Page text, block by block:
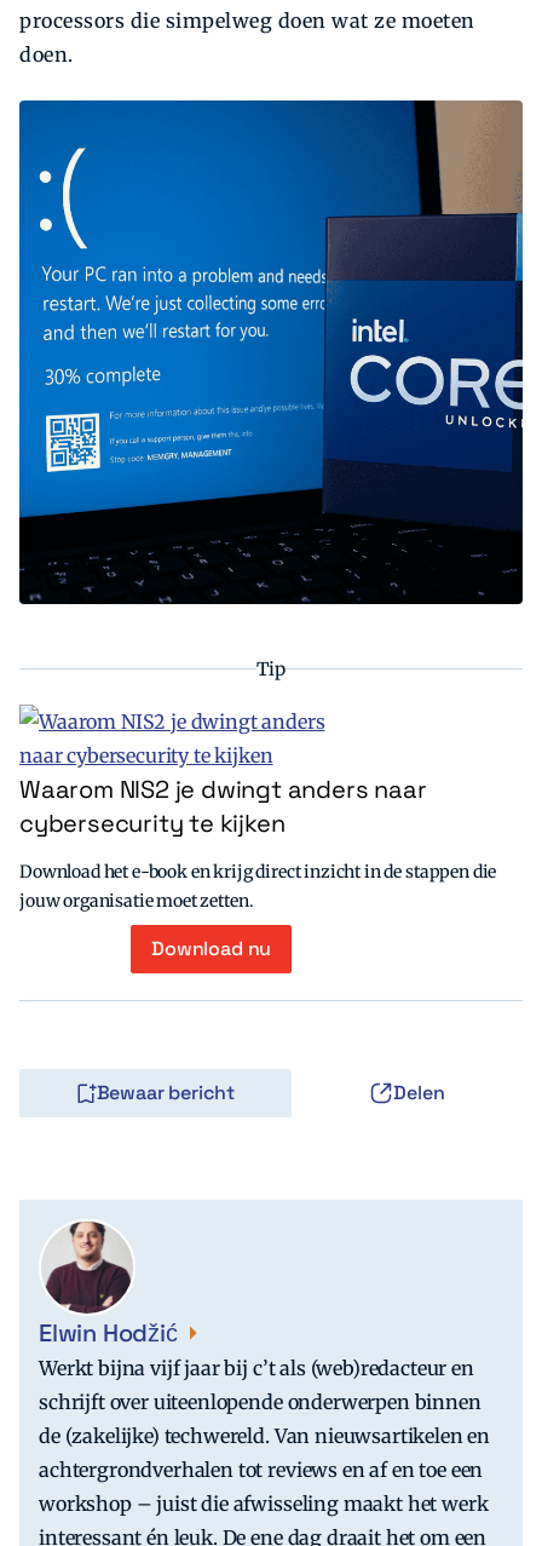
processors die simpelweg doen wat ze moeten
doen.
Tip
Waarom NIS2 je dwingt anders naar
cybersecurity te kijken
Download het e-book en krijg direct inzicht in de stappen die
jouw organisatie moet zetten.
Download nu
Bewaar bericht Delen
Elwin Hodžić
Werkt bijna vijf jaar bij c’t als (web)redacteur en
schrijft over uiteenlopende onderwerpen binnen
de (zakelijke) techwereld. Van nieuwsartikelen en
achtergrondverhalen tot reviews en af en toe een
workshop – juist die afwisseling maakt het werk
interessant én leuk. De ene dag draait het om een